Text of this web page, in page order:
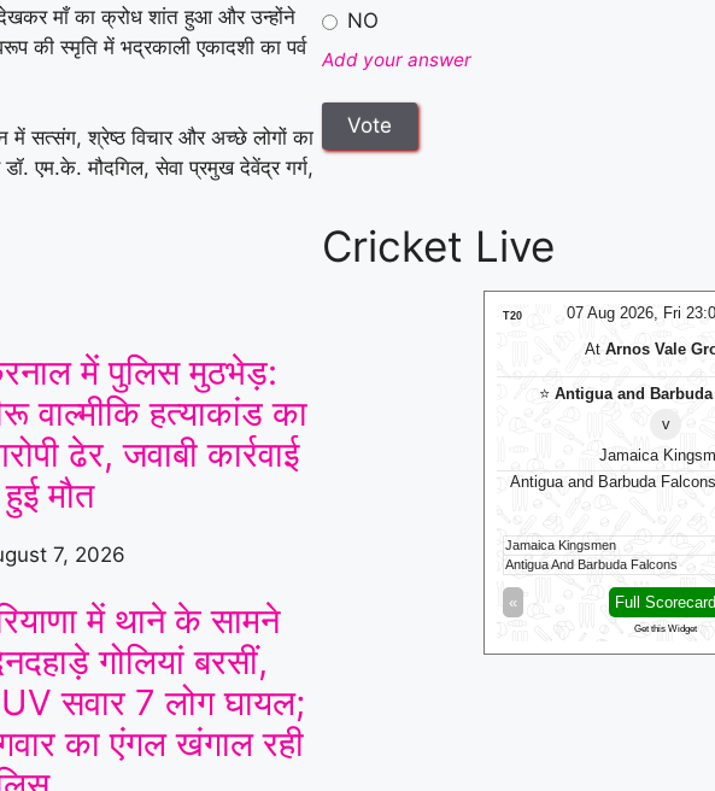
माँ का क्रोध शांत हुआ और उन्होंने
की स्मृति में भद्रकाली एकादशी का पर्व
में सत्संग, श्रेष्ठ विचार और अच्छे लोगों का
डॉ. एम.के. मौदगिल, सेवा प्रमुख देवेंद्र गर्ग,
में पुलिस मुठभेड़:
वाल्मीकि हत्याकांड का
ढेर, जवाबी कार्रवाई
मौत
7, 2026
में थाने के सामने
गोलियां बरसीं,
सवार 7 लोग घायल;
का एंगल खंगाल रही
NO
Add your answer
Cricket Live
to bowl
73/5 (66)
»
Madurai Panthers
v
Vida Kovai Kings
« Full Scorecard
07 Aug 2026, Fri
T20
At Arnos Vale
⭐ Antigua and
v
Jamaica
Antigua and Barbuda
Jamaica Kingsmen
Antigua And Barbuda Falcons
« Full Scorecard
Get this Widget